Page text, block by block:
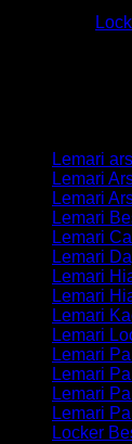
Lemari
Lemari
Lemari
Lemari
Lemari
Lemari
Lemari
Lemari
Lemari
Lemari
Lemari
Lemari
Lemari
Lemari
Locker